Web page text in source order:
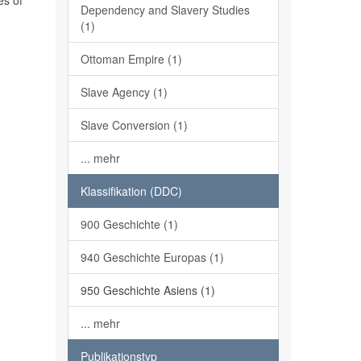
Dependency and Slavery Studies
(1)
Ottoman Empire (1)
Slave Agency (1)
Slave Conversion (1)
... mehr
Klassifikation (DDC)
900 Geschichte (1)
940 Geschichte Europas (1)
950 Geschichte Asiens (1)
... mehr
Publikationstyp